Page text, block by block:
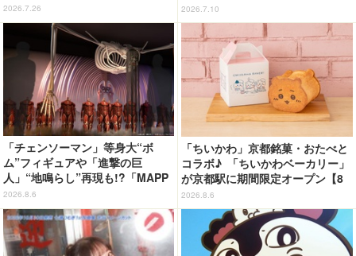
ュアが登場
2026.7.26
ボ！ファン必見の限定グッズが勢
揃い！東京駅では期間限定ショッ
プも開催中
2026.7.10
「チェンソーマン」等身大“ボ
ム”フィギュアや「進撃の巨
人」“地鳴らし”再現も!?「MAPP
A EXPO 15th Anniversary」展
示内容を公開
2026.8.6
「ちいかわ」京都銘菓・おたべと
コラボ♪ 「ちいかわベーカリー」
が京都駅に期間限定オープン【8
月13日～】
2026.8.6